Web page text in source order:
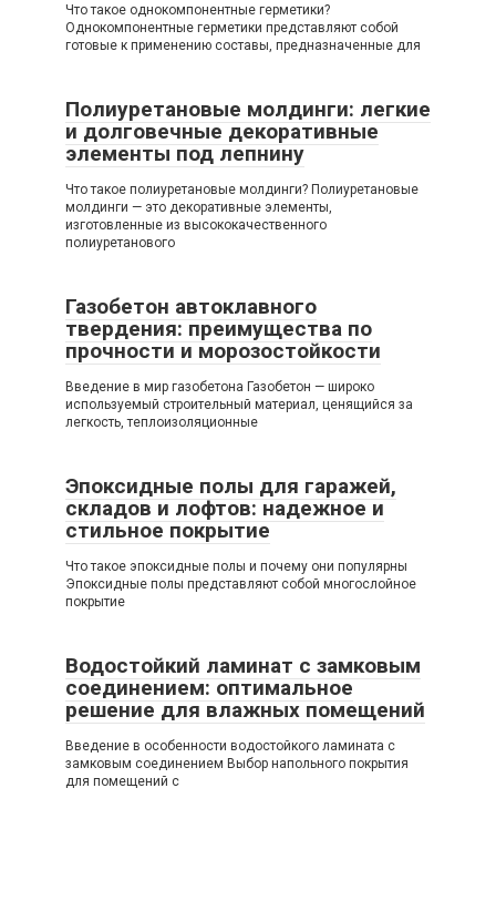
Что такое однокомпонентные герметики?
Однокомпонентные герметики представляют собой
готовые к применению составы, предназначенные для
Полиуретановые молдинги: легкие
и долговечные декоративные
элементы под лепнину
Что такое полиуретановые молдинги? Полиуретановые
молдинги — это декоративные элементы,
изготовленные из высококачественного
полиуретанового
Газобетон автоклавного
твердения: преимущества по
прочности и морозостойкости
Введение в мир газобетона Газобетон — широко
используемый строительный материал, ценящийся за
легкость, теплоизоляционные
Эпоксидные полы для гаражей,
складов и лофтов: надежное и
стильное покрытие
Что такое эпоксидные полы и почему они популярны
Эпоксидные полы представляют собой многослойное
покрытие
Водостойкий ламинат с замковым
соединением: оптимальное
решение для влажных помещений
Введение в особенности водостойкого ламината с
замковым соединением Выбор напольного покрытия
для помещений с